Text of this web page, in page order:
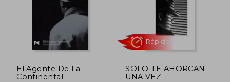
El Agente De La
Continental
SOLO TE AHORCAN
UNA VEZ